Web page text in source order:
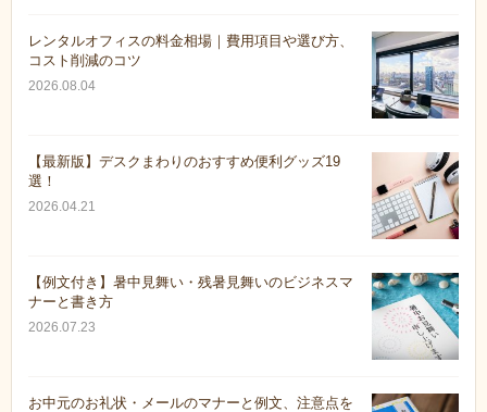
レンタルオフィスの料金相場｜費用項目や選び方、
コスト削減のコツ
2026.08.04
【最新版】デスクまわりのおすすめ便利グッズ19
選！
2026.04.21
【例文付き】暑中見舞い・残暑見舞いのビジネスマ
ナーと書き方
2026.07.23
お中元のお礼状・メールのマナーと例文、注意点を